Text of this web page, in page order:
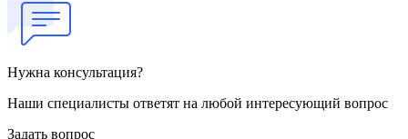
Нужна консультация?
Наши специалисты ответят на любой интересующий вопрос
Задать вопрос